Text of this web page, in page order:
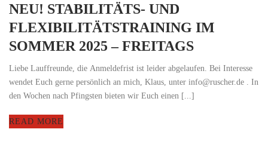
NEU! STABILITÄTS- UND
FLEXIBILITÄTSTRAINING IM
SOMMER 2025 – FREITAGS
Liebe Lauffreunde, die Anmeldefrist ist leider abgelaufen. Bei Interesse
wendet Euch gerne persönlich an mich, Klaus, unter info@ruscher.de . In
den Wochen nach Pfingsten bieten wir Euch einen [...]
READ MORE